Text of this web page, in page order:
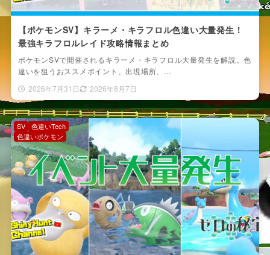
【ポケモンSV】キラーメ・キラフロル色違い大量発生！
最強キラフロルレイド攻略情報まとめ
ポケモンSVで開催されるキラーメ・キラフロル大量発生を解説。色
違いを狙うおススメポイント、出現場所、…
2026年7月31日
2026年8月7日
SV
色違いTech
色違いポケモン